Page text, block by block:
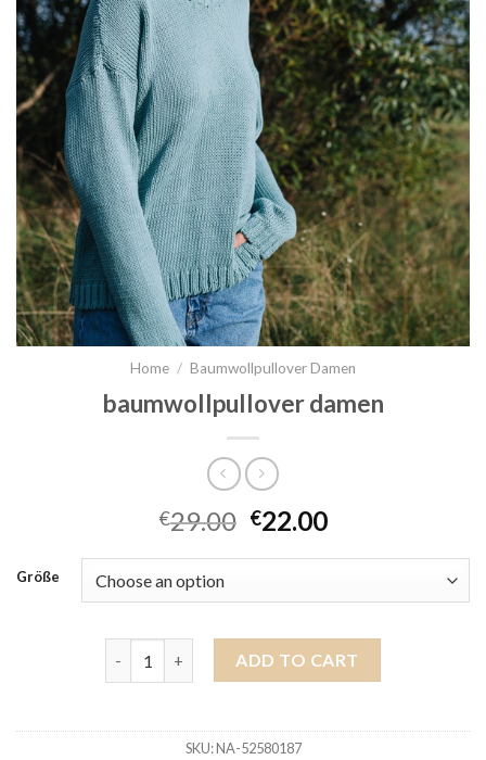
Home / Baumwollpullover Damen
baumwollpullover damen
€29.00 €22.00
Größe
baumwollpullover damen quantity
ADD TO CART
SKU:NA-52580187